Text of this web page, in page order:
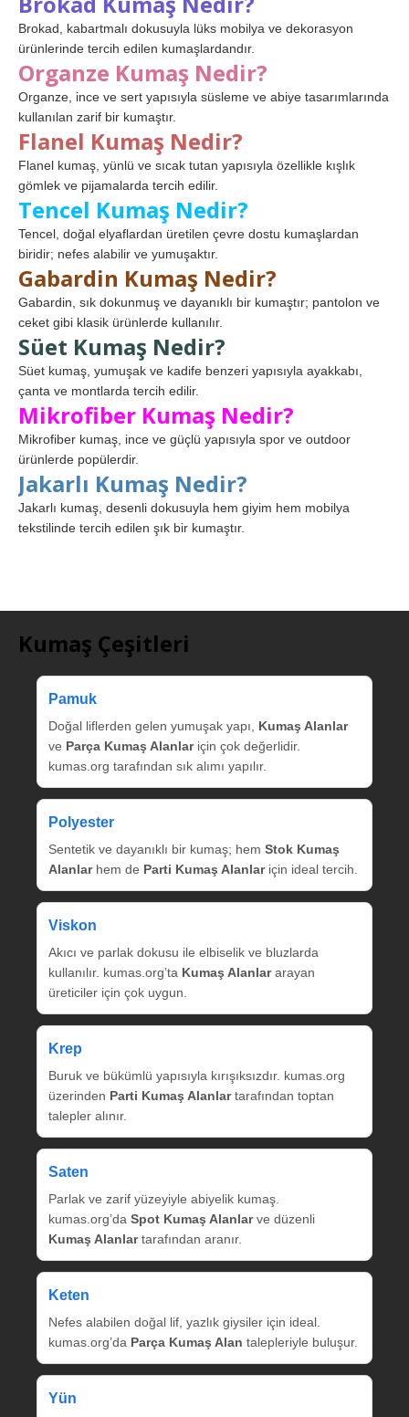
Brokad, kabartmalı dokusuyla lüks mobilya ve dekorasyon
ürünlerinde tercih edilen kumaşlardandır.
Organze Kumaş Nedir?
Organze, ince ve sert yapısıyla süsleme ve abiye tasarımlarında
kullanılan zarif bir kumaştır.
Flanel Kumaş Nedir?
Flanel kumaş, yünlü ve sıcak tutan yapısıyla özellikle kışlık
gömlek ve pijamalarda tercih edilir.
Tencel Kumaş Nedir?
Tencel, doğal elyaflardan üretilen çevre dostu kumaşlardan
biridir; nefes alabilir ve yumuşaktır.
Gabardin Kumaş Nedir?
Gabardin, sık dokunmuş ve dayanıklı bir kumaştır; pantolon ve
ceket gibi klasik ürünlerde kullanılır.
Süet Kumaş Nedir?
Süet kumaş, yumuşak ve kadife benzeri yapısıyla ayakkabı,
çanta ve montlarda tercih edilir.
Mikrofiber Kumaş Nedir?
Mikrofiber kumaş, ince ve güçlü yapısıyla spor ve outdoor
ürünlerde popülerdir.
Jakarlı Kumaş Nedir?
Jakarlı kumaş, desenli dokusuyla hem giyim hem mobilya
tekstilinde tercih edilen şık bir kumaştır.
Kumaş Çeşitleri
Pamuk
Doğal liflerden gelen yumuşak yapı, Kumaş Alanlar
ve Parça Kumaş Alanlariçin çok değerlidir.
kumas.org tarafından sık alımı yapılır.
Polyester
Sentetik ve dayanıklı bir kumaş; hem Stok Kumaş
Alanlarhem de Parti Kumaş Alanlariçin ideal tercih.
Viskon
Akıcı ve parlak dokusu ile elbiselik ve bluzlarda
kullanılır. kumas.org’ta Kumaş Alanlararayan
üreticiler için çok uygun.
Krep
Buruk ve bükümlü yapısıyla kırışıksızdır. kumas.org
üzerinden Parti Kumaş Alanlartarafından toptan
talepler alınır.
Saten
Parlak ve zarif yüzeyiyle abiyelik kumaş.
kumas.org’da Spot Kumaş Alanlarve düzenli
Kumaş Alanlartarafından aranır.
Keten
Nefes alabilen doğal lif, yazlık giysiler için ideal.
kumas.org’da Parça Kumaş Alan talepleriyle buluşur.
Yün